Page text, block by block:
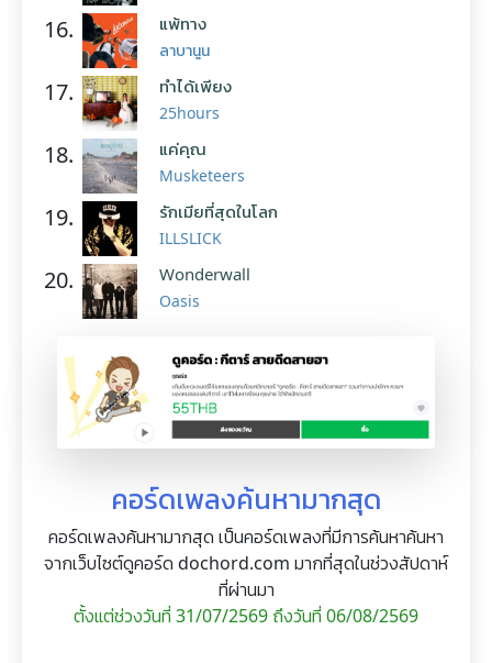
16. แพ้ทาง
ลาบานูน
17. ทำได้เพียง
25hours
18. แค่คุณ
Musketeers
19. รักเมียที่สุดในโลก
ILLSLICK
20. Wonderwall
Oasis
คอร์ดเพลงค้นหามากสุด
คอร์ดเพลงค้นหามากสุด เป็นคอร์ดเพลงที่มีการค้นหาค้นหา
จากเว็บไซต์ดูคอร์ด dochord.com มากที่สุดในช่วงสัปดาห์
ที่ผ่านมา
ตั้งแต่ช่วงวันที่ 31/07/2569 ถึงวันที่ 06/08/2569